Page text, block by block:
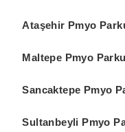
Ataşehir Pmyo
Maltepe Pmyo
Sancaktepe Pmyo
Sultanbeyli Pmyo